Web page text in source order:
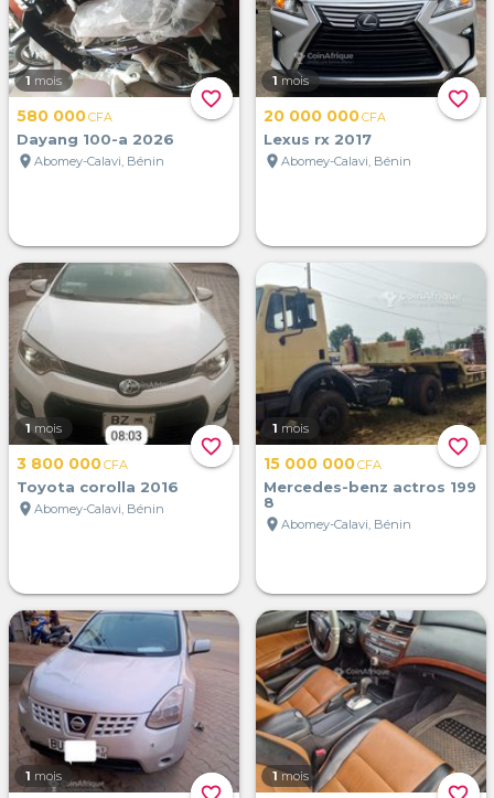
favorite_border
1 mois
580 000CFA
Dayang 100-a 2026
location_on Abomey-Calavi, Bénin
favorite_border
1 mois
20 000 000CFA
Lexus rx 2017
location_on Abomey-Calavi, Bénin
favorite_border
1 mois
3 800 000CFA
Toyota corolla 2016
location_on Abomey-Calavi, Bénin
favorite_border
1 mois
15 000 000CFA
Mercedes-benz actros 199
8
location_on Abomey-Calavi, Bénin
1 mois 1 mois